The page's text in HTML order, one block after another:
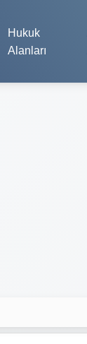
Hukuk
Alanları